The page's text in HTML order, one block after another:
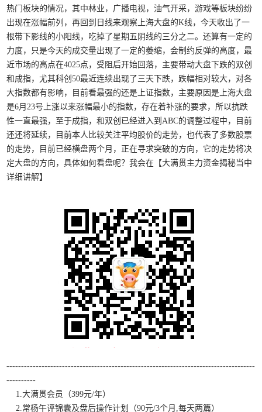
热门板块的情况，其中林业，广播电视，油气开采，游戏等板块纷纷
出现在涨幅前列，再回到日线来观察上海大盘的K线，今天收出了一
根带下影线的小阳线，吃掉了星期五阴线的三分之二。还算有一定的
力度，只是今天的成交量出现了一定的萎缩，会制约反弹的高度，最
近市场的高点在4025点，受阻后开始回落，主要带动大盘下跌的双创
和成指，尤其科创50最近连续出现了三天下跌，跌幅相对较大，对各
大指数都有影响，目前看最强的还是上证指数，主要原因是上海大盘
是6月23号上涨以来涨幅最小的指数，存在着补涨的要求，所以抗跌
性一直最强，至于成指，和双创已经进入到ABC的调整过程中，目前
还还将延续，目前本人比较关注平均股价的走势，也代表了多数股票
的走势，目前已经横盘两个月，正在寻求突破的方向，它的走势将决
定大盘的方向，具体如何看盘呢？我会在【大满贯主力资金揭秘当中
详细讲解】
-------------------------------------------------------------------------------------
----------
1.大满贯会员（399元/年）
2.常杨午评锦囊及盘后操作计划（90元/3个月,每天两篇）